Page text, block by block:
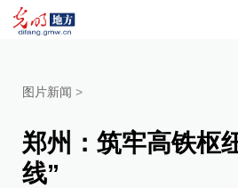
图片新闻 >
郑州：筑牢高铁枢
线”